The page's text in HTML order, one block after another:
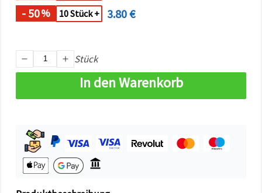
oder
widerrufen.
Richtlinie
akzeptieren
Einstellungen
- 50% 10 Stück + 3.80 €
Stück
In den Warenkorb